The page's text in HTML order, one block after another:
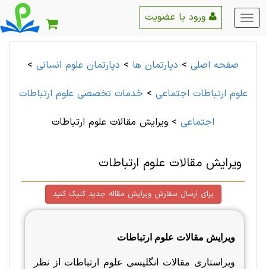
منو
اصلی
صفحه اصلی > دپارتمان ها > دپارتمان علوم انسانی >
علوم ارتباطات اجتماعی > خدمات تخصصی علوم ارتباطات
اجتماعی > ویرایش مقالات علوم ارتباطات
ویرایش مقالات علوم ارتباطات
برای ارسال سفارش ویرایش مقاله جدید کلیک کنید
ویرایش مقالات علوم ارتباطات
ویراستاری مقالات انگلیسی علوم ارتباطات از نظر